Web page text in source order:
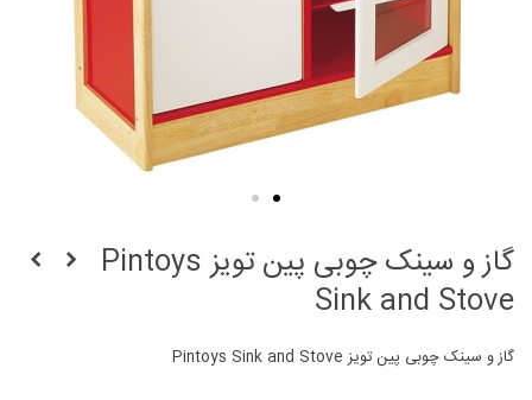
گاز و سینک چوبی پین تویز Pintoys
Sink and Stove
گاز و سینک چوبی پین تویز Pintoys Sink and Stove